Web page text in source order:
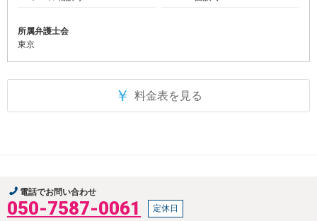
所属弁護士会
東京
￥ 料金表を見る
電話でお問い合わせ
050-7587-0061 定休日